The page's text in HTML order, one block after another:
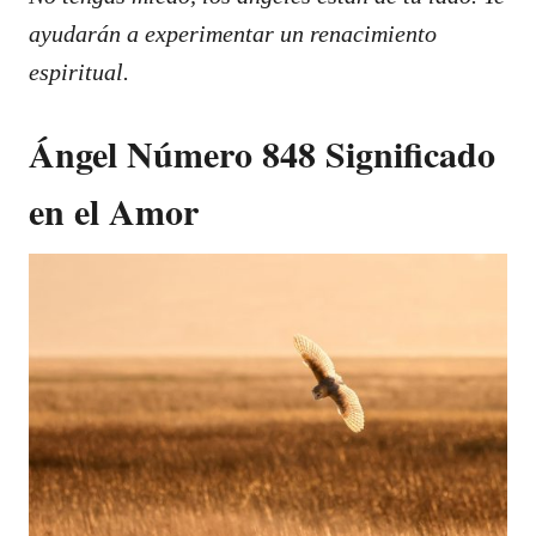
ayudarán a experimentar un renacimiento
espiritual.
Ángel Número 848 Significado
en el Amor